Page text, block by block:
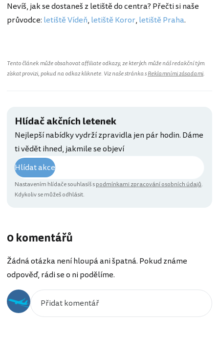
Nevíš, jak se dostaneš z letiště do centra? Přečti si naše
průvodce: letiště Vídeň, letiště Koror, letiště Praha.
Tento článek může obsahovat affiliate odkazy, ze kterých může náš redakční tým
získat provizi, pokud na odkaz kliknete. Viz naše stránka sReklamními zásadami.
Hlídač akčních letenek
Nejlepší nabídky vydrží zpravidla jen pár hodin. Dáme
ti vědět ihned, jakmile se objeví
Hlídat akce
Nastavením hlídače souhlasíš spodmínkami zpracování osobních údajů.
Kdykoliv se můžeš odhlásit.
0 komentářů
Žádná otázka není hloupá ani špatná. Pokud známe
odpověď, rádi se o ni podělíme.